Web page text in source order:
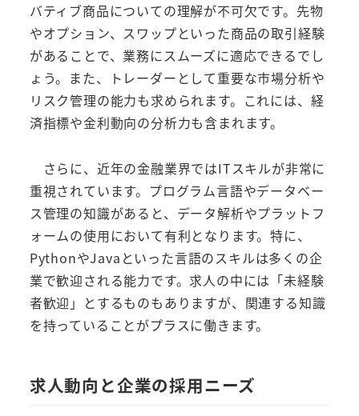
バティブ商品についての理解が不可欠です。先物
やオプション、スワップといった商品の取引経験
があることで、業務にスムーズに適応できるでし
ょう。また、トレーダーとして重要な市場分析や
リスク管理の能力も求められます。これには、経
済指標や金利動向の分析力も含まれます。
さらに、近年の金融業界ではITスキルが非常に
重視されています。プログラム言語やデータベー
ス管理の知識があると、データ解析やプラットフ
ォームの使用において有利となります。特に、
PythonやJavaといった言語のスキルは多くの企
業で歓迎される能力です。求人の中には「未経験
者歓迎」とするものもありますが、関連する知識
を持っていることがプラスに働きます。
求人動向と企業の採用ニーズ